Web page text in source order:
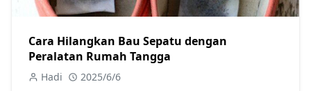
Cara Hilangkan Bau Sepatu dengan
Peralatan Rumah Tangga
Hadi 2025/6/6